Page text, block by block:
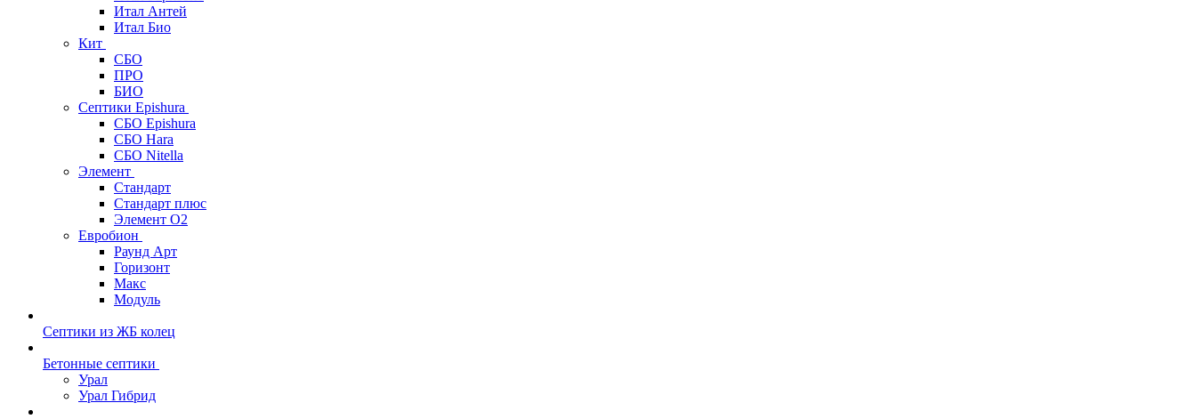
Итал Антей
Итал Био
Кит
СБО
ПРО
БИО
Септики Epishura
СБО Epishura
СБО Hara
СБО Nitella
Элемент
Стандарт
Стандарт плюс
Элемент О2
Евробион
Раунд Арт
Горизонт
Макс
Модуль
Септики из ЖБ колец
Бетонные септики
Урал
Урал Гибрид